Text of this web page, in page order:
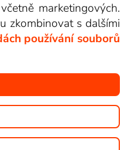
marketingových.
zkombinovat s dalšími
používání souborů